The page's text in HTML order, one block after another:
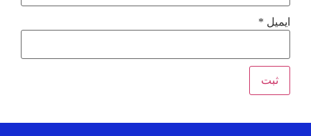
ایمیل *